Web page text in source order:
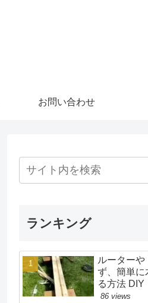
お問い合わせ
ランキング
ルーター
ず、簡単に
る方法 DIY
86 views